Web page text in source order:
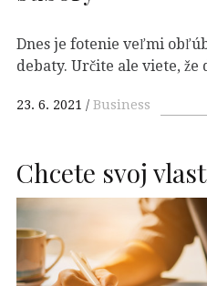
Dnes je fotenie veľmi
debaty. Určite ale viete,
23. 6. 2021 Business
Chcete svoj